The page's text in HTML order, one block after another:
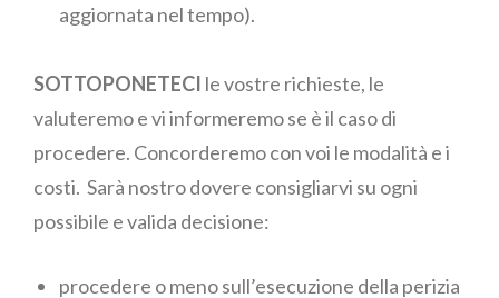
aggiornata nel tempo).
SOTTOPONETECI le vostre richieste, le
valuteremoe vi informeremo se è il caso di
procedere. Concorderemo con voi le modalità e i
costi. Sarà nostro dovere consigliarvi su ogni
possibile e valida decisione:
procedere o meno sull’esecuzione della perizia